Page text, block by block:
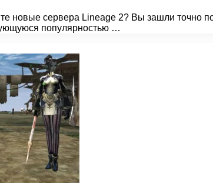
новые сервера Lineage 2? Вы зашли
популярностью …